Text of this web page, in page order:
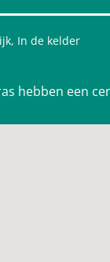
In de kelder
hebben een